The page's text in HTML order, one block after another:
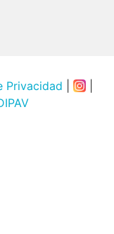
Privacidad